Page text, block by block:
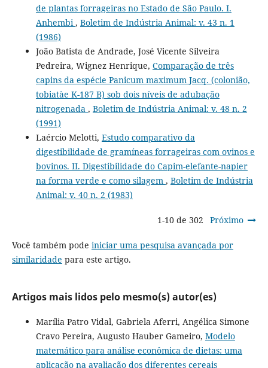
de plantas forrageiras no Estado de São Paulo. I.
Anhembi , Boletim de Indústria Animal: v. 43 n. 1
(1986)
João Batista de Andrade, José Vicente Silveira
Pedreira, Wignez Henrique, Comparação de três
capins da espécie Panicum maximum Jacq. (colonião,
tobiatàe K-187 B) sob dois níveis de adubação
nitrogenada , Boletim de Indústria Animal: v. 48 n. 2
(1991)
Laércio Melotti, Estudo comparativo da
digestibilidade de gramíneas forrageiras com ovinos e
bovinos. II. Digestibilidade do Capim-elefante-napier
na forma verde e como silagem , Boletim de Indústria
Animal: v. 40 n. 2 (1983)
1-10 de 302 Próximo
Você também pode iniciar uma pesquisa avançada por
similaridade para este artigo.
Artigos mais lidos pelo mesmo(s) autor(es)
Marília Patro Vidal, Gabriela Aferri, Angélica Simone
Cravo Pereira, Augusto Hauber Gameiro, Modelo
matemático para análise econômica de dietas: uma
aplicação na avaliação dos diferentes cereais